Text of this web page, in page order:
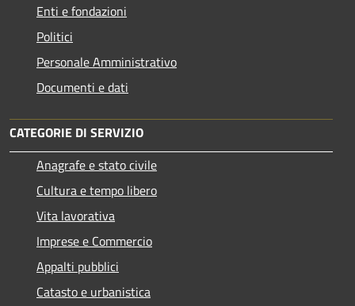
Enti e fondazioni
Politici
Personale Amministrativo
Documenti e dati
CATEGORIE DI SERVIZIO
Anagrafe e stato civile
Cultura e tempo libero
Vita lavorativa
Imprese e Commercio
Appalti pubblici
Catasto e urbanistica